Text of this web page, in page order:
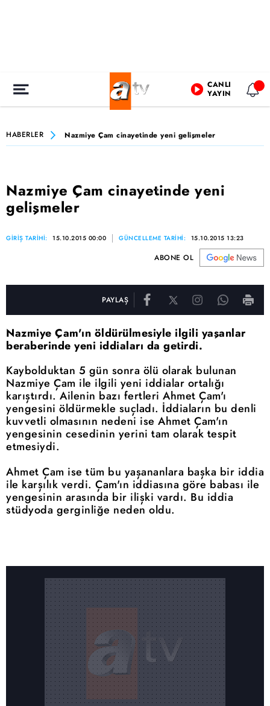
CANLI
YAYIN
HABERLER Nazmiye Çam cinayetinde yeni gelişmeler
Nazmiye Çam cinayetinde yeni
gelişmeler
GİRİŞ TARİHİ: 15.10.2015 00:00 GÜNCELLEME TARİHİ: 15.10.2015 13:23
ABONE OL
PAYLAŞ
Nazmiye Çam'ın öldürülmesiyle ilgili yaşanlar
beraberinde yeni iddiaları da getirdi.
Kaybolduktan 5 gün sonra ölü olarak bulunan
Nazmiye Çam ile ilgili yeni iddialar ortalığı
karıştırdı. Ailenin bazı fertleri Ahmet Çam'ı
yengesini öldürmekle suçladı. İddiaların bu denli
kuvvetli olmasının nedeni ise Ahmet Çam'ın
yengesinin cesedinin yerini tam olarak tespit
etmesiydi.
Ahmet Çam ise tüm bu yaşananlara başka bir iddia
ile karşılık verdi. Çam'ın iddiasına göre babası ile
yengesinin arasında bir ilişki vardı. Bu iddia
stüdyoda gerginliğe neden oldu.